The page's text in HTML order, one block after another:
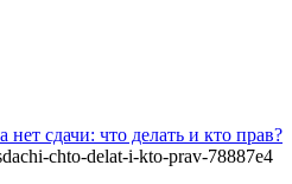
нет сдачи: что делать и кто прав?
chto-delat-i-kto-prav-78887e4